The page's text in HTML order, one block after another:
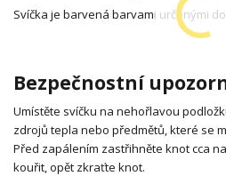
Svíčka je barvená barvami určenými
Bezpečnostní
Umístěte svíčku na nehořlavou
zdrojů tepla nebo předmětů, které se
Před zapálením zastřihněte knot cca
kouřit, opět zkraťte knot.